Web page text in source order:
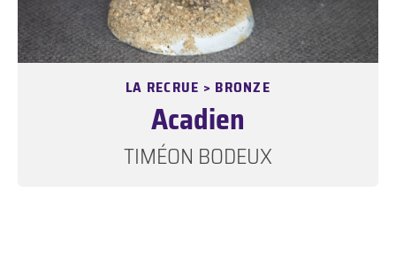
LA RECRUE > BRONZE
Acadien
TIMÉON BODEUX